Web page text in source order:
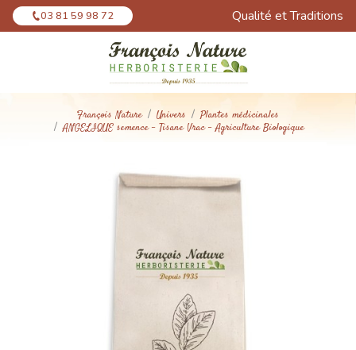
03 81 59 98 72 Qualité et Traditions
François Nature Univers
Plantes médicinales
ANGELIQUE semence - Tisane Vrac - Agriculture Biologique
Panneau de gestion des cookies